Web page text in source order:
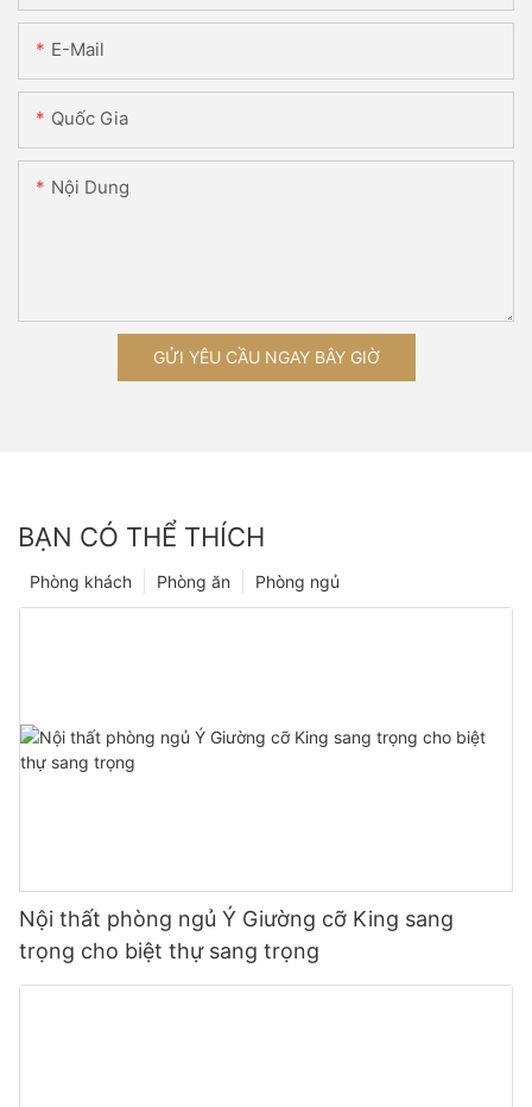
E-Mail
Quốc Gia
Nội Dung
GỬI YÊU CẦU NGAY BÂY GIỜ
BẠN CÓ THỂ THÍCH
Phòng ngủ
Phòng ăn
Phòng khách
Nội thất phòng ngủ Ý Giường cỡ King sang
trọng cho biệt thự sang trọng